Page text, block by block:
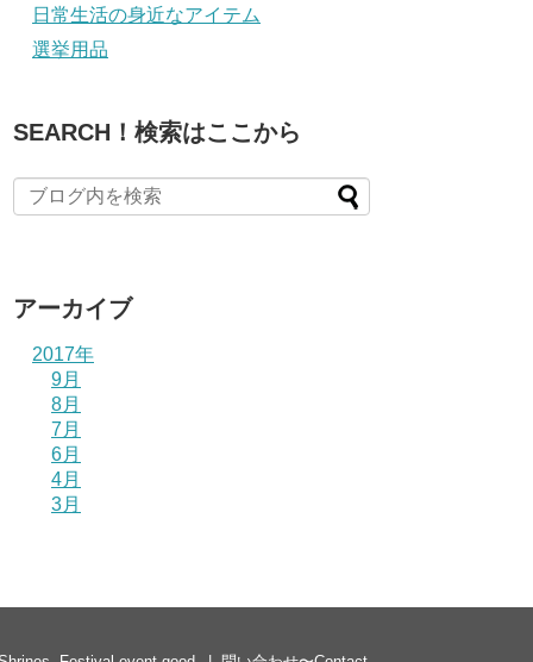
日常生活の身近なアイテム
選挙用品
SEARCH！検索はここから
アーカイブ
2017年
9月
8月
7月
6月
4月
3月